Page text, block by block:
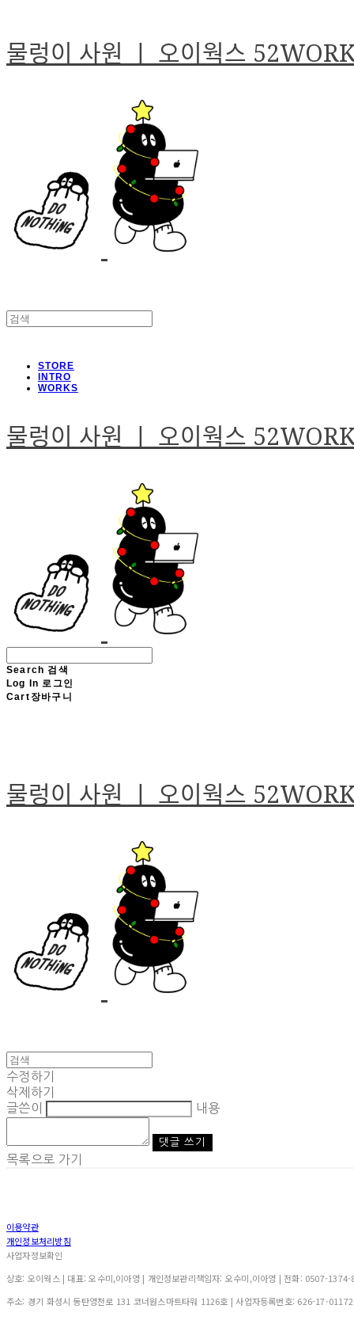
물렁이 사원 ㅣ 오이웍스
STORE
INTRO
WORKS
물렁이 사원 ㅣ 오이웍스
Search 검색
Log In 로그인
Cart 장바구니
물렁이 사원 ㅣ 오이웍스
수정하기
삭제하기
글쓴이
내용
댓글 쓰기
목록으로 가기
이용약관
개인정보처리방침
사업자정보확인
상호: 오이웍스 | 대표: 오수미,이아영 | 개인정보관리책임자: 오수미,이아영 | 전화: 0507-
주소: 경기 화성시 동탄영천로 131 코너원스마트타워 1126호 | 사업자등록번호: 626-17-01172